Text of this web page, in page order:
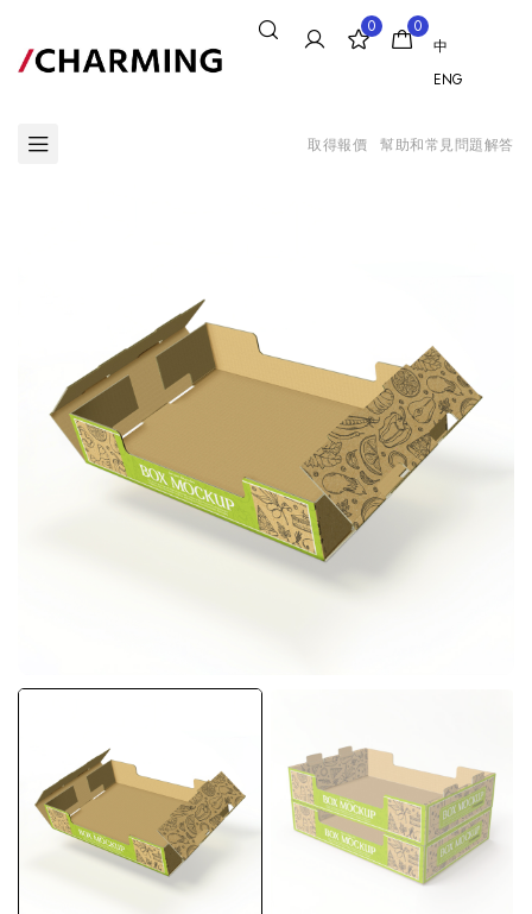
0
0
中
ENG
取得報價 幫助和常見問題解答